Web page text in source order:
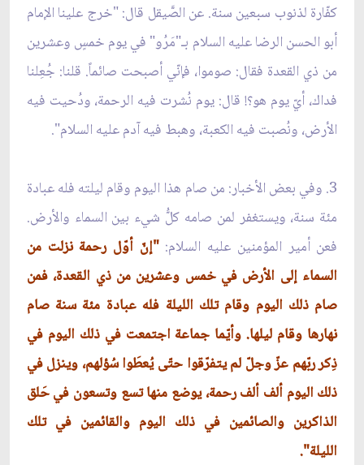
كفّارة لذنوب سبعين سنة. عن الصَّيقل قال:"خرج علينا الإمام
أبو الحسن الرضا عليه السلام بـ"مَرُو" في يوم خمسٍ وعشرين
من ذي القعدة فقال: صوموا، فإنّي أصبحت صائماً. قلنا: جُعِلنا
فداك، أيّ يوم هو؟! قال: يوم نُشرت فيه الرحمة، ودُحيت فيه
الأرض، ونُصبت فيه الكعبة، وهبط فيه آدم عليه السلام".
3. وفي بعض الأخبار: من صام هذا اليوم وقام ليلته فله عبادة
مئة سنة، ويستغفر لمن صامه كلُّ شيء بين السماء والأرض.
فعن أمير المؤمنين عليه السلام:"إنّ أوّل رحمة نزلت من
السماء إلى الأرض في خمس وعشرين من ذي القعدة، فمن
صام ذلك اليوم وقام تلك الليلة فله عبادة مئة سنة صام
نهارها وقام ليلها. وأيّما جماعة اجتمعت في ذلك اليوم في
ذِكر ربّهم عزّ وجلّ لم يتفرّقوا حتّى يُعطَوا سُؤلهم، وينزل في
ذلك اليوم ألف ألف رحمة، يوضع منها تسع وتسعون في حَلق
الذاكرين والصائمين في ذلك اليوم والقائمين في تلك
الليلة".